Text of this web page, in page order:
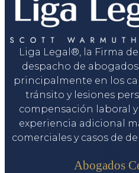
Liga Legal®, la Firma
despacho de
principalmente en los
tránsito y lesiones
compensación laboral
experiencia adicional
comerciales y casos de
Abogados